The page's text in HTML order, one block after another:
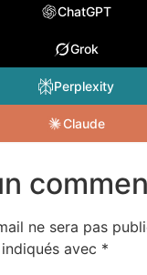
ChatGPT
Grok
Perplexity
Claude
ne sera pas
avec *